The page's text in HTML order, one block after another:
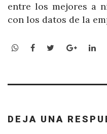
entre los mejores a
con los datos de la
WhatsApp
Facebook
Twitter
DEJA UNA